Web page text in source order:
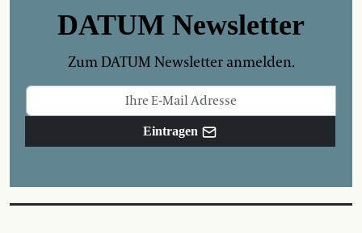
DATUM Newsletter
Zum DATUM Newsletter anmelden.
Eintragen